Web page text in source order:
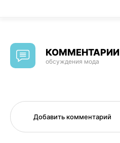
КОММЕНТАРИИ
обсуждения мода
Добавить комментарий